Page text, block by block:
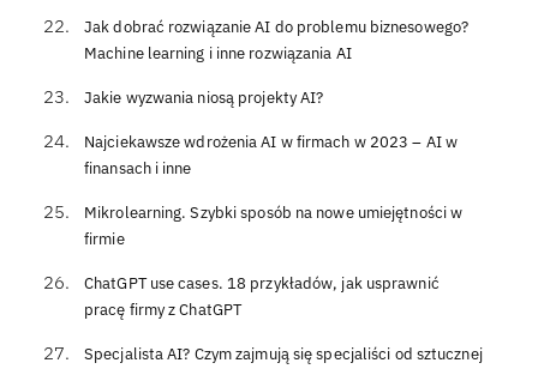
Jak dobrać rozwiązanie AI do problemu biznesowego?
Machine learning i inne rozwiązania AI
Jakie wyzwania niosą projekty AI?
Najciekawsze wdrożenia AI w firmach w 2023 – AI w
finansach i inne
Mikrolearning. Szybki sposób na nowe umiejętności w
firmie
ChatGPT use cases. 18 przykładów, jak usprawnić
pracę firmy z ChatGPT
Specjalista AI? Czym zajmują się specjaliści od sztucznej